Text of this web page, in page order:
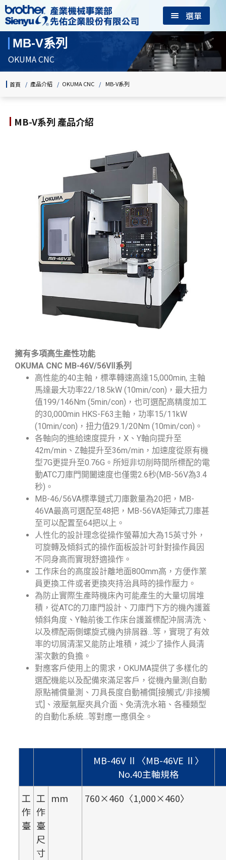
選單
MB-V系列
OKUMA CNC
首頁 / 產品介紹 / OKUMA CNC / MB-V系列
MB-V系列 產品介紹
擁有多項高生產性功能
OKUMA CNC MB-46V/56VⅡ 系列
高性能的40主軸，標準轉速高達15,000min, 主軸
馬達最大功率22/18.5kW (10min/con)，最大扭力
值199/146Nm (5min/con)，也可選配高精度加工
的30,000min HKS-F63主軸，功率15/11kW
(10min/con)，扭力值29.1/20Nm (10min/con)。
各軸向的進給速度提升，X、Y軸向提升至
42m/min、Z軸提升至36m/min，加速度從原有機
型7G更提升至0.76G。所短非切削時間所標配的電
動ATC刀庫門開闔速度也僅需2.6秒(MB-56V為3.4
秒)。
MB-46/56VA標準鏈式刀庫數量為20把，MB-
46VA最高可選配至48把，MB-56VA矩陣式刀庫甚
至可以配置至64把以上。
人性化的設計理念從操作螢幕加大為15英寸外，
可旋轉及傾斜式的操作面板設計可針對操作員因
不同身高而實現舒適操作。
工作床台的高度設計離地面800mm高，方便作業
員更換工件或者更換夾持治具時的操作壓力。
為防止實際生產時機床內可能產生的大量切屑堆
積，從ATC的刀庫門設計、刀庫門下方的機內護蓋
傾斜角度、Y軸前後工作床台護蓋標配沖屑清洗、
以及標配兩側螺旋式機內排屑器…等，實現了有效
率的切屑清潔又能防止堆積，減少了操作人員清
潔次數的負擔。
對應客戶使用上的需求，OKUMA提供了多樣化的
選配機能以及配備來滿足客戶，從機內量測(自動
原點補償量測、刀具長度自動補償[接觸式/非接觸
式]、液壓氣壓夾具介面、免清洗水箱、各種類型
的自動化系統…等對應一應俱全。
MB-46V Ⅱ〈MB-46VE Ⅱ〉
No.40主軸規格
工
作
臺
工
作
臺
尺
寸
mm 760×460〈1,000×460〉